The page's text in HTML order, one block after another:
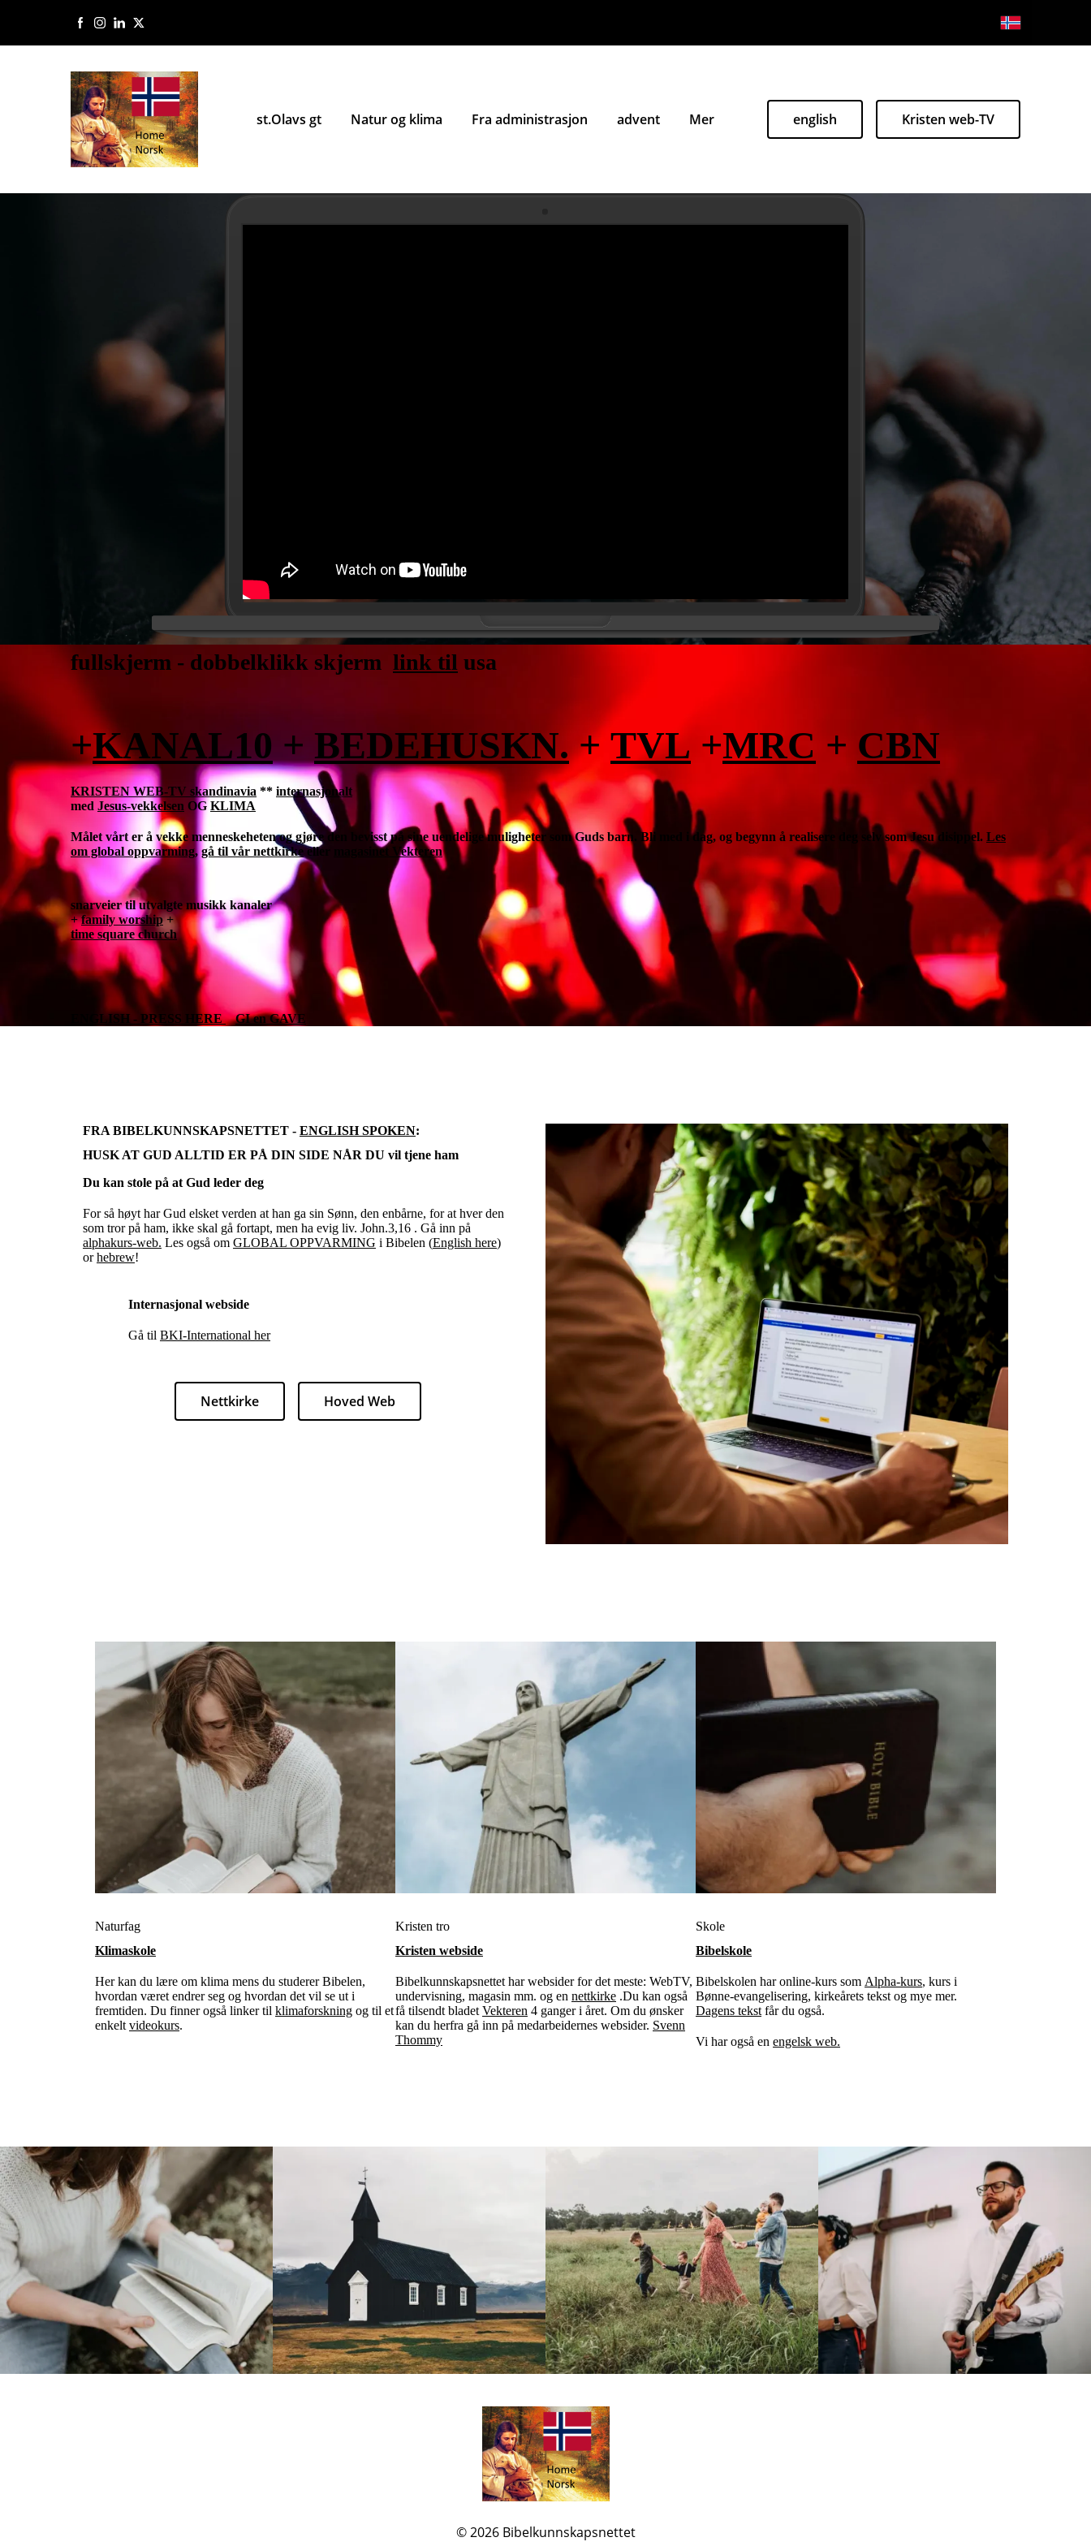
st.Olavs gt Natur og klima Fra administrasjon advent Mer english Kristen web-TV
fullskjerm - dobbelklikk skjerm link til usa
+KANAL10 + BEDEHUSKN.+ TVL +MRC + CBN
KRISTEN WEB-TV skandinavia ** internasjonalt
med Jesus-vekkelsen OG KLIMA
Målet vårt er å vekke menneskeheten og gjøre den bevisst på sine uendelige muligheter som Guds barn. Bli med i dag, og begynn å realisere deg selv som Jesu disippel. Les
om global oppvarming, gå til vår nettkirkeeller magasinet Vekteren
snarveier til utvalgte musikk kanaler
+family worship+
time square church
ENGLISH - PRESS HERE GI en GAVE
FRA BIBELKUNNSKAPSNETTET - ENGLISH SPOKEN:
HUSK AT GUD ALLTID ER PÅ DIN SIDE NÅR DU vil tjene ham
Du kan stole på at Gud leder deg
For så høyt har Gud elsket verden at han ga sin Sønn, den enbårne, for at hver den
som tror på ham, ikke skal gå fortapt, men ha evig liv. John.3,16 . Gå inn på
alphakurs-web. Les også om GLOBAL OPPVARMING i Bibelen (English here)
orhebrew!
Internasjonal webside
Gå til BKI-International her
Nettkirke Hoved Web
Naturfag
Klimaskole
Her kan du lære om klima mens du studerer Bibelen,
hvordan været endrer seg og hvordan det vil se ut i
fremtiden. Du finner også linker tilklimaforskning og til et
enkeltvideokurs.
Kristen tro
Kristen webside
Bibelkunnskapsnettet har websider for det meste: WebTV,
undervisning, magasin mm. og en nettkirke .Du kan også
få tilsendt bladet Vekteren 4 ganger i året. Om du ønsker
kan du herfra gå inn på medarbeidernes websider. Svenn
Thommy
Skole
Bibelskole
Bibelskolen har online-kurs som Alpha-kurs, kurs i
Bønne-evangelisering, kirkeårets tekst og mye mer.
Dagens tekstfår du også.
Vi har også en engelsk web.
© 2026 Bibelkunnskapsnettet